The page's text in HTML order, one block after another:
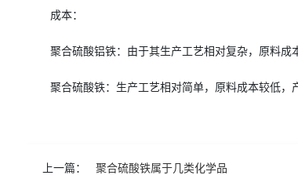
成本：
聚合硫酸铝铁：由于其生产工艺相对复杂，原料成
聚合硫酸铁：生产工艺相对简单，原料成本较低，
上一篇： 聚合硫酸铁属于几类化学品